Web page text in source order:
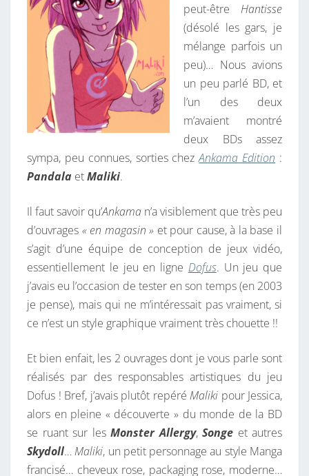
peut-être Hantisse
(désolé les gars, je
mélange parfois un
peu)… Nous avions
un peu parlé BD, et
l’un des deux
m’avaient montré
deux BDs assez
sympa, peu connues, sorties chezAnkama Edition :
Pandala etMaliki.
Il faut savoir qu’Ankama n’a visiblement que très peu
d’ouvrages « en magasin » et pour cause, à la base il
s’agit d’une équipe de conception de jeux vidéo,
essentiellement le jeu en ligne Dofus. Un jeu que
j’avais eu l’occasion de tester en son temps (en 2003
je pense), mais qui ne m’intéressait pas vraiment, si
ce n’est un style graphique vraiment très chouette !!
Et bien enfait, les 2 ouvrages dont je vous parle sont
réalisés par des responsables artistiques du jeu
Dofus ! Bref, j’avais plutôt repéré Maliki pour Jessica,
alors en pleine « découverte » du monde de la BD
se ruant sur les Monster Allergy, Songe et autres
Skydoll…Maliki, un petit personnage au style Manga
francisé… cheveux rose, packaging rose, moderne…